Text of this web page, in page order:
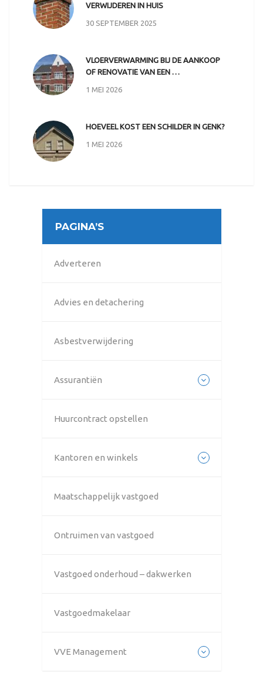
VERWIJDEREN IN HUIS
30 SEPTEMBER 2025
VLOERVERWARMING BIJ DE AANKOOP
OF RENOVATIE VAN EEN …
1 MEI 2026
HOEVEEL KOST EEN SCHILDER IN GENK?
1 MEI 2026
PAGINA’S
Adverteren
Advies en detachering
Asbestverwijdering
Assurantiën
Huurcontract opstellen
Kantoren en winkels
Maatschappelijk vastgoed
Ontruimen van vastgoed
Vastgoed onderhoud – dakwerken
Vastgoedmakelaar
VVE Management